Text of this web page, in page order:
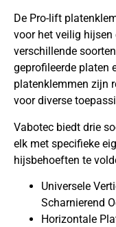
De Pro-lift
voor het veilig hijsen
verschillende
geprofileerde platen
platenklemmen zijn
voor diverse
Vabotec biedt drie
elk met specifieke
hijsbehoeften te
Universele
Scharnierend
Horizontale